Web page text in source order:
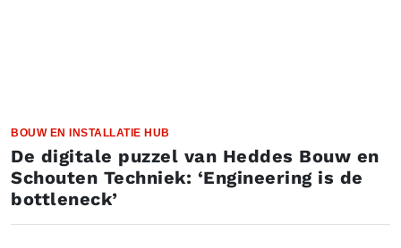
BOUW EN INSTALLATIE HUB
De digitale puzzel van Heddes Bouw en
Schouten Techniek: ‘Engineering is de
bottleneck’